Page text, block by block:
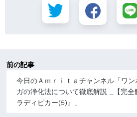
前の記事
今日のＡｍｒｉｔａチャンネル「ワ
ガの浄化法について徹底解説 _【完
ラディピカー(5)』」